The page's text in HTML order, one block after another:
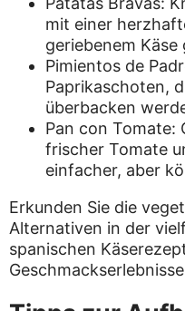
mit einer
geriebenem
Pimientos de
Paprikaschoten,
überbacken
Pan con Tomate:
frischer Tomate
einfacher, aber
Erkunden Sie die
Alternativen in der
spanischen